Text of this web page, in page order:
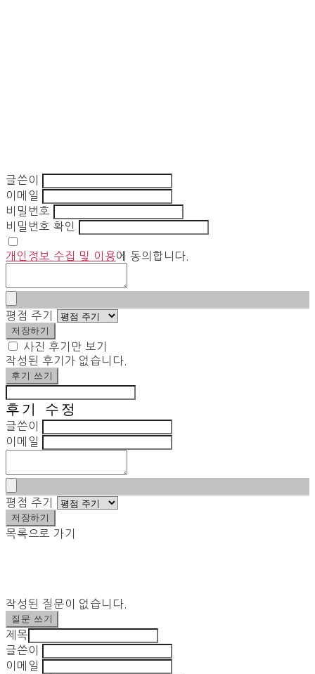
글쓴이
이메일
비밀번호
비밀번호 확인
개인정보 수집 및 이용에 동의합니다.
평점 주기
저장하기
사진 후기만 보기
작성된 후기가 없습니다.
후기 쓰기
후기 수정
글쓴이
이메일
평점 주기
저장하기
목록으로 가기
작성된 질문이 없습니다.
질문 쓰기
제목
글쓴이
이메일